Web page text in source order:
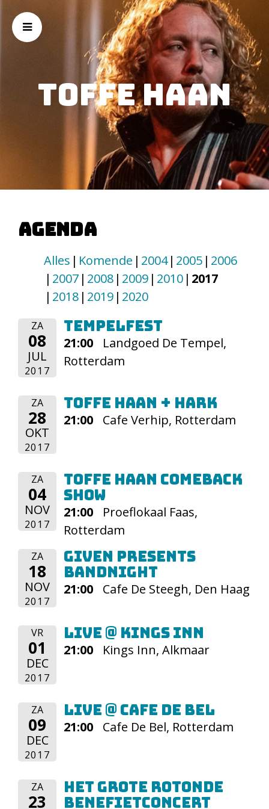
Toffe Haan
Agenda
Alles Komende 2004 2005 2006
2007 2008 2009 2010 2017
2018 2019 2020
ZA
08
JUL
2017
Tempelfest
21:00
Landgoed De Tempel,
Rotterdam
ZA
28
OKT
2017
Toffe Haan + HARK
21:00 Cafe Verhip, Rotterdam
ZA
04
NOV
2017
Toffe Haan Comeback
show
21:00
Proeflokaal Faas,
Rotterdam
ZA
18
NOV
2017
Given presents
bandnight
21:00 Cafe De Steegh, Den Haag
VR
01
DEC
2017
Live @ Kings Inn
21:00 Kings Inn, Alkmaar
ZA
09
DEC
2017
Live @ Cafe De Bel
21:00 Cafe De Bel, Rotterdam
ZA
23
Het Grote Rotonde
Benefietconcert